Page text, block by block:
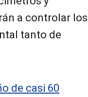
a controlar los
tanto de
de casi 60